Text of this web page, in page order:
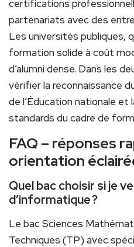
certifications
partenariats avec des
Les universités publiques,
formation solide à coût
d’alumni dense. Dans les
vérifier la reconnaissance
de l’Éducation nationale
standards du cadre de
FAQ – réponses
orientation
Quel bac choisir si je
d’informatique ?
Le bac Sciences
Techniques (TP) avec